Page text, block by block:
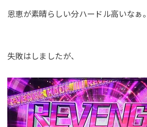
恩恵が素晴らしい分ハードル高いなぁ。
失敗はしましたが、